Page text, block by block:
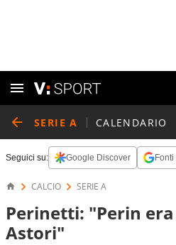
SERIE A CALENDARIO
Seguici su: Google Discover
CALCIO SERIE A
Perinetti: "Perin
Astori"